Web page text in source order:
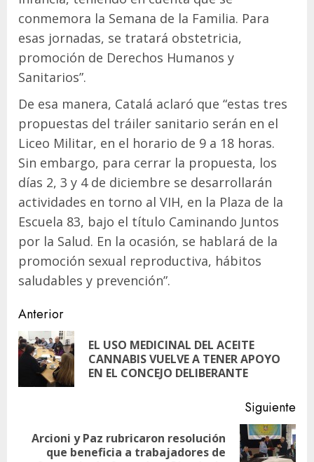
conmemora la Semana de la Familia. Para
esas jornadas, se tratará obstetricia,
promoción de Derechos Humanos y
Sanitarios”.
De esa manera, Catalá aclaró que “estas tres
propuestas del tráiler sanitario serán en el
Liceo Militar, en el horario de 9 a 18 horas.
Sin embargo, para cerrar la propuesta, los
días 2, 3 y 4 de diciembre se desarrollarán
actividades en torno al VIH, en la Plaza de la
Escuela 83, bajo el título Caminando Juntos
por la Salud. En la ocasión, se hablará de la
promoción sexual reproductiva, hábitos
saludables y prevención”.
Navegación
de
entradas
Anterior
EL USO MEDICINAL DEL ACEITE
CANNABIS VUELVE A TENER APOYO
EN EL CONCEJO DELIBERANTE
Siguiente
Siguiente
Arcioni y Paz rubricaron resolución
que beneficia a trabajadores de